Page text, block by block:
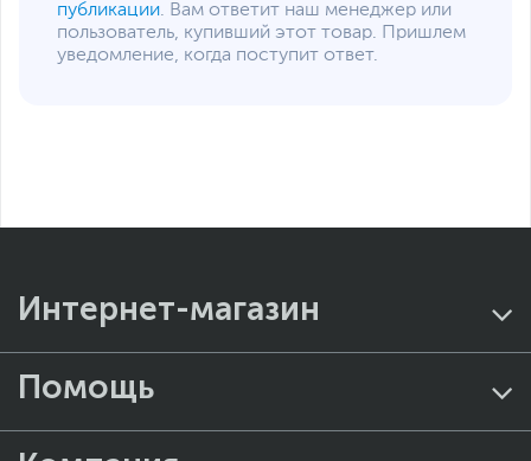
публикации. Вам ответит наш менеджер или
пользователь, купивший этот товар. Пришлем
уведомление, когда поступит ответ.
Интернет-магазин
Помощь